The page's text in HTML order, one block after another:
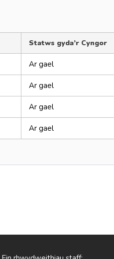
Statws gyda’r Cyngor
Ar gael
Ar gael
Ar gael
Ar gael